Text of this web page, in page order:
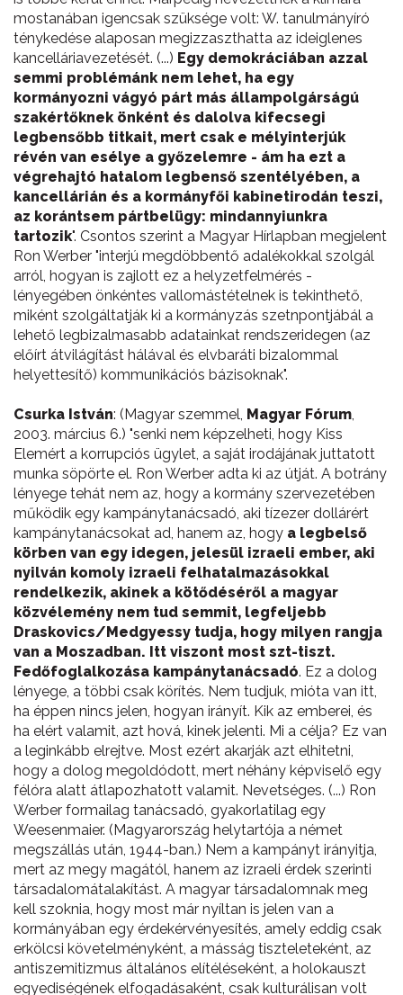
mostanában igencsak szüksége volt: W. tanulmányíró
ténykedése alaposan megizzaszthatta az ideiglenes
kancelláriavezetését. (...) Egy demokráciában azzal
semmi problémánk nem lehet, ha egy
kormányozni vágyó párt más állampolgárságú
szakértőknek önként és dalolva kifecsegi
legbensőbb titkait, mert csak e mélyinterjúk
révén van esélye a győzelemre - ám ha ezt a
végrehajtó hatalom legbenső szentélyében, a
kancellárián és a kormányfői kabinetirodán teszi,
az korántsem pártbelügy: mindannyiunkra
tartozik". Csontos szerint a Magyar Hírlapban megjelent
Ron Werber "interjú megdöbbentő adalékokkal szolgál
arról, hogyan is zajlott ez a helyzetfelmérés -
lényegében önkéntes vallomástételnek is tekinthető,
miként szolgáltatják ki a kormányzás szetnpontjábál a
lehető legbizalmasabb adatainkat rendszeridegen (az
előírt átvilágítást hálával és elvbaráti bizalommal
helyettesítő) kommunikációs bázisoknak".
Csurka István: (Magyar szemmel, Magyar Fórum,
2003. március 6.) "senki nem képzelheti, hogy Kiss
Elemért a korrupciós ügylet, a saját irodájának juttatott
munka söpörte el. Ron Werber adta ki az útját. A botrány
lényege tehát nem az, hogy a kormány szervezetében
működik egy kampánytanácsadó, aki tízezer dollárért
kampánytanácsokat ad, hanem az, hogy a legbelső
körben van egy idegen, jelesül izraeli ember, aki
nyilván komoly izraeli felhatalmazásokkal
rendelkezik, akinek a kötődéséről a magyar
közvélemény nem tud semmit, legfeljebb
Draskovics/Medgyessy tudja, hogy milyen rangja
van a Moszadban. Itt viszont most szt-tiszt.
Fedőfoglalkozása kampánytanácsadó. Ez a dolog
lényege, a többi csak körítés. Nem tudjuk, mióta van itt,
ha éppen nincs jelen, hogyan irányít. Kik az emberei, és
ha elért valamit, azt hová, kinek jelenti. Mi a célja? Ez van
a leginkább elrejtve. Most ezért akarják azt elhitetni,
hogy a dolog megoldódott, mert néhány képviselő egy
félóra alatt átlapozhatott valamit. Nevetséges. (...) Ron
Werber formailag tanácsadó, gyakorlatilag egy
Weesenmaier. (Magyarország helytartója a német
megszállás után, 1944-ban.) Nem a kampányt irányitja,
mert az megy magától, hanem az izraeli érdek szerinti
társadalomátalakítást. A magyar társadalomnak meg
kell szoknia, hogy most már nyíltan is jelen van a
kormányában egy érdekérvényesítés, amely eddig csak
erkölcsi követelményként, a másság tiszteleteként, az
antiszemitizmus általános elítéléseként, a holokauszt
egyediségének elfogadásaként, csak kulturálisan volt